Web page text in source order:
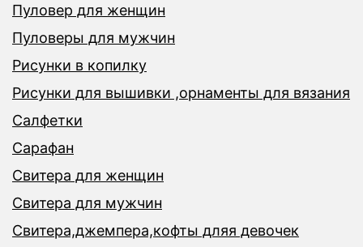
Пуловер для женщин
Пуловеры для мужчин
Рисунки в копилку
Рисунки для вышивки ,орнаменты для вязания
Салфетки
Сарафан
Свитера для женщин
Свитера для мужчин
Свитера,джемпера,кофты дляя девочек